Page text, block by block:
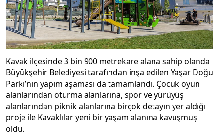
Kavak ilçesinde 3 bin 900 metrekare alana sahip olanda
Büyükşehir Belediyesi tarafından inşa edilen Yaşar Doğu
Parkı’nın yapım aşaması da tamamlandı. Çocuk oyun
alanlarından oturma alanlarına, spor ve yürüyüş
alanlarından piknik alanlarına birçok detayın yer aldığı
proje ile Kavaklılar yeni bir yaşam alanına kavuşmuş
oldu.